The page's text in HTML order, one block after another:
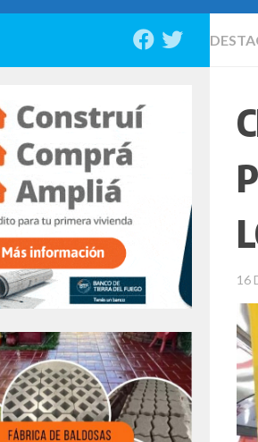
16